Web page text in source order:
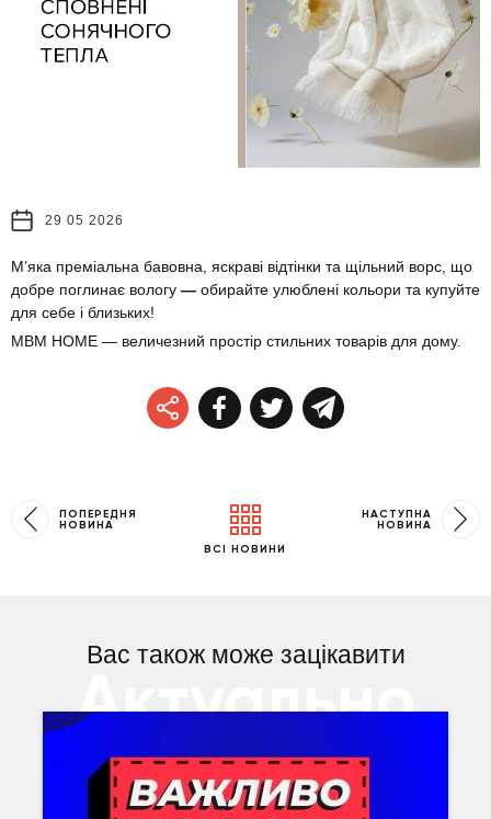
29 05 2026
М’яка преміальна бавовна, яскраві відтінки та щільний ворс, що
добре поглинає вологу — обирайте улюблені кольори та купуйте
для себе і близьких!
MBM HOME — величезний простір стильних товарів для дому.
ПОПЕРЕДНЯ
НОВИНА
ВСІ НОВИНИ
НАСТУПНА
НОВИНА
Вас також може зацікавити
Актуально